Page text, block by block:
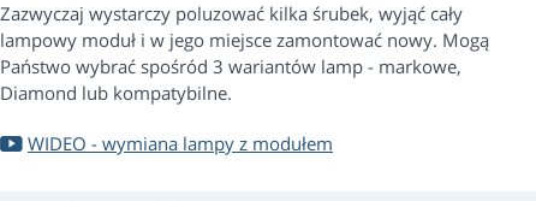
Zazwyczaj wystarczy poluzować kilka śrubek, wyjąć cały
lampowy moduł i w jego miejsce zamontować nowy. Mogą
Państwo wybrać spośród 3 wariantów lamp - markowe,
Diamond lub kompatybilne.
WIDEO - wymiana lampy z modułem